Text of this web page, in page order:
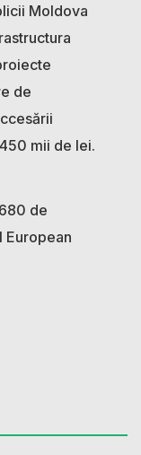
Moldova
de
mii de lei.
de
European